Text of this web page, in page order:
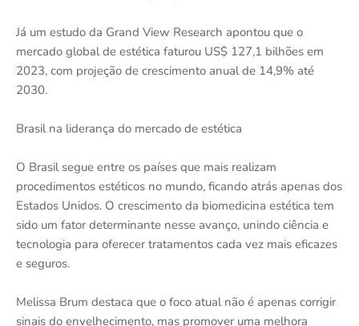
Já um estudo da Grand View Research apontou que o
mercado global de estética faturou US$ 127,1 bilhões em
2023, com projeção de crescimento anual de 14,9% até
2030.
Brasil na liderança do mercado de estética
O Brasil segue entre os países que mais realizam
procedimentos estéticos no mundo, ficando atrás apenas dos
Estados Unidos. O crescimento da biomedicina estética tem
sido um fator determinante nesse avanço, unindo ciência e
tecnologia para oferecer tratamentos cada vez mais eficazes
e seguros.
Melissa Brum destaca que o foco atual não é apenas corrigir
sinais do envelhecimento, mas promover uma melhora